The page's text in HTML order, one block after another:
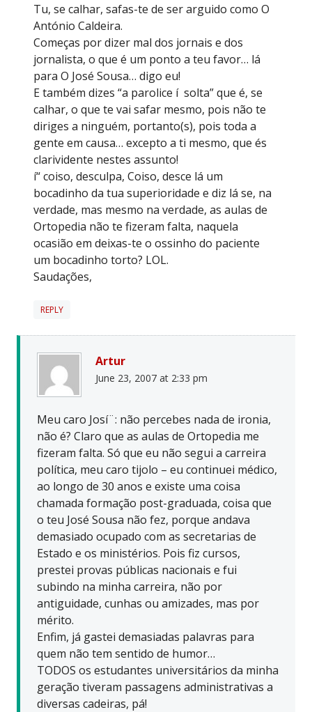
Tu, se calhar, safas-te de ser arguido como O
António Caldeira.
Começas por dizer mal dos jornais e dos
jornalista, o que é um ponto a teu favor… lá
para O José Sousa… digo eu!
E também dizes “a parolice í solta” que é, se
calhar, o que te vai safar mesmo, pois não te
diriges a ninguém, portanto(s), pois toda a
gente em causa… excepto a ti mesmo, que és
clarividente nestes assunto!
í“ coiso, desculpa, Coiso, desce lá um
bocadinho da tua superioridade e diz lá se, na
verdade, mas mesmo na verdade, as aulas de
Ortopedia não te fizeram falta, naquela
ocasião em deixas-te o ossinho do paciente
um bocadinho torto? LOL.
Saudações,
REPLY
Artur
June 23, 2007 at 2:33 pm
Meu caro Josí¨: não percebes nada de ironia,
não é? Claro que as aulas de Ortopedia me
fizeram falta. Só que eu não segui a carreira
política, meu caro tijolo – eu continuei médico,
ao longo de 30 anos e existe uma coisa
chamada formação post-graduada, coisa que
o teu José Sousa não fez, porque andava
demasiado ocupado com as secretarias de
Estado e os ministérios. Pois fiz cursos,
prestei provas públicas nacionais e fui
subindo na minha carreira, não por
antiguidade, cunhas ou amizades, mas por
mérito.
Enfim, já gastei demasiadas palavras para
quem não tem sentido de humor…
TODOS os estudantes universitários da minha
geração tiveram passagens administrativas a
diversas cadeiras, pá!